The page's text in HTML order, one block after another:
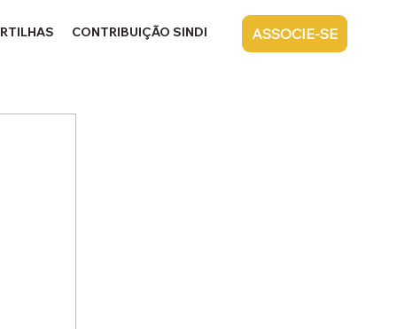
CONTRIBUIÇÃO SINDICAL CONTATO
ASSOCIE-SE